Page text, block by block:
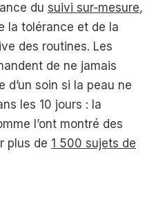
du suivi sur-mesure,
la tolérance et de la
des routines. Les
de ne jamais
d’un soin si la peau ne
les 10 jours : la
l’ont montré des
plus de 1 500 sujets de